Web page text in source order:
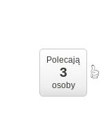
Polecają
3
osoby